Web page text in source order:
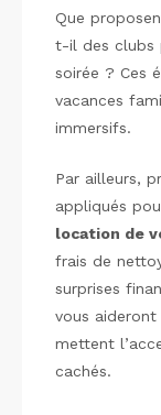
Que
t-il des clubs
soirée ? Ces
vacances
immersifs.
Par ailleurs,
appliqués
location de
frais de
surprises
vous aideront
mettent
cachés.